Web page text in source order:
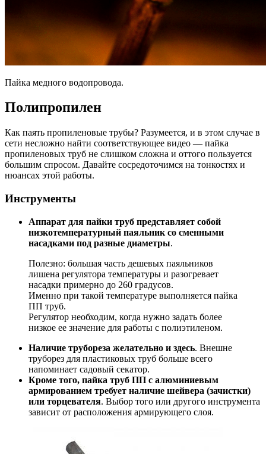
Пайка медного водопровода.
Полипропилен
Как паять пропиленовые трубы? Разумеется, и в этом случае в
сети несложно найти соответствующее видео — пайка
пропиленовых труб не слишком сложна и оттого пользуется
большим спросом. Давайте сосредоточимся на тонкостях и
нюансах этой работы.
Инструменты
Аппарат для пайки труб представляет собой
низкотемпературный паяльник со сменными
насадками под разные диаметры.
Полезно: большая часть дешевых паяльников
лишена регулятора температуры и разогревает
насадки примерно до 260 градусов.
Именно при такой температуре выполняется пайка
ПП труб.
Регулятор необходим, когда нужно задать более
низкое ее значение для работы с полиэтиленом.
Наличие трубореза желательно и здесь. Внешне
труборез для пластиковых труб больше всего
напоминает садовый секатор.
Кроме того, пайка труб ПП с алюминиевым
армированием требует наличие шейвера (зачистки)
или торцевателя. Выбор того или другого инструмента
зависит от расположения армирующего слоя.